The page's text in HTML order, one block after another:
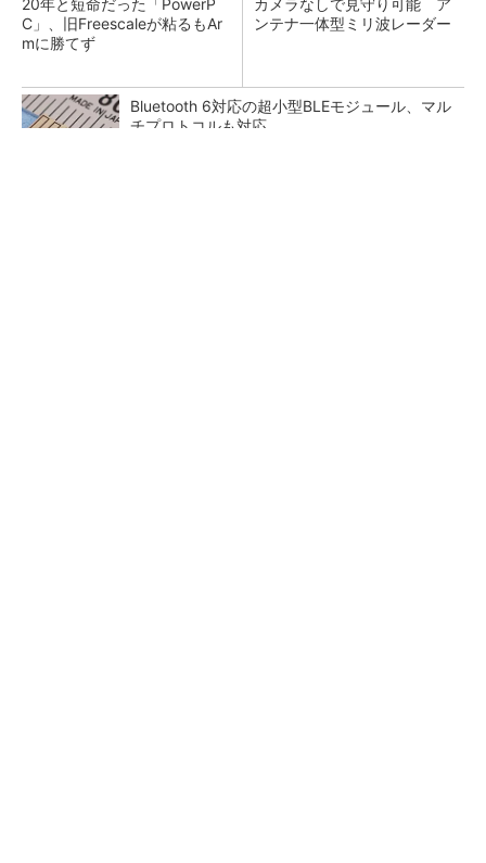
20年と短命だった「PowerP
C」、旧Freescaleが粘るもAr
mに勝てず
カメラなしで見守り可能 ア
ンテナ一体型ミリ波レーダー
Bluetooth 6対応の超小型BLEモジュール、マル
チプロトコルも対応